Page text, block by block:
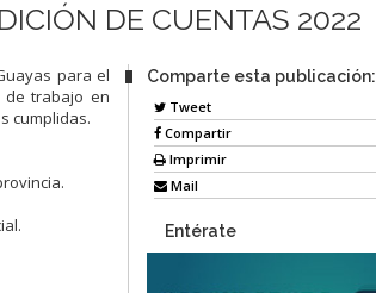
DE CUENTAS 2022
para el
de trabajo en
cumplidas.
Comparte esta publicación:
Tweet
Compartir
Imprimir
Mail
Entérate